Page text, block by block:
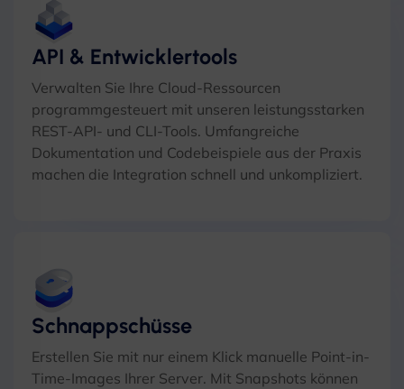
API & Entwicklertools
Verwalten Sie Ihre Cloud-Ressourcen
programmgesteuert mit unseren leistungsstarken
REST-API- und CLI-Tools. Umfangreiche
Dokumentation und Codebeispiele aus der Praxis
machen die Integration schnell und unkompliziert.
Schnappschüsse
Erstellen Sie mit nur einem Klick manuelle Point-in-
Time-Images Ihrer Server. Mit Snapshots können